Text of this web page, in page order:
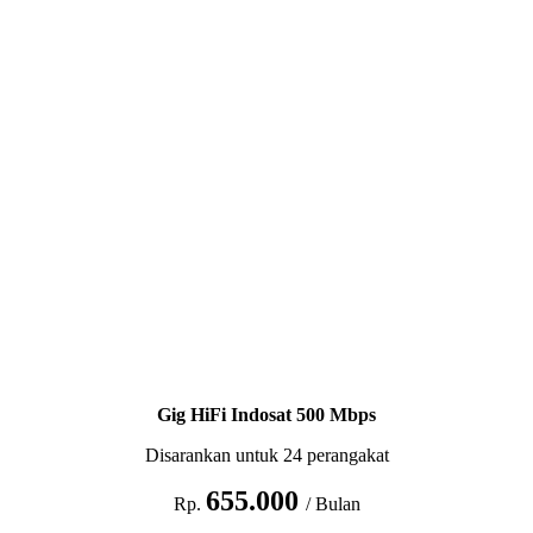
Gig HiFi Indosat 500 Mbps
Disarankan untuk 24 perangakat
Rp. 655.000 / Bulan